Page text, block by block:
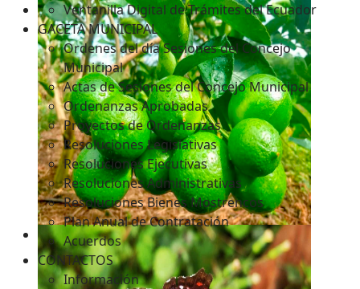
Ventanilla Digital de Trámites del Ecuador
GACETA MUNICIPAL
Ordenes del día Sesiones del Concejo
Municipal
Actas de Sesiones del Concejo Municipal
Ordenanzas Aprobadas
Proyectos de Ordenanzas
Resoluciones Legislativas
Resoluciones Ejecutivas
Resoluciones Administrativas
Resoluciones Bienes Mostrencos
Plan Anual de Contratación
Acuerdos
CONTACTOS
Información